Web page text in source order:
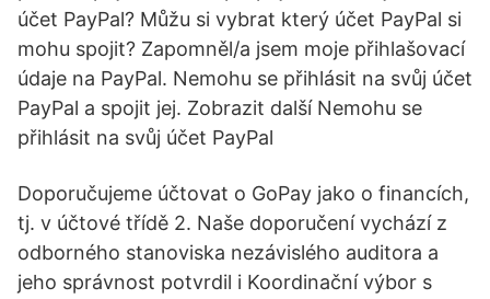
účet PayPal? Můžu si vybrat který účet PayPal si
mohu spojit? Zapomněl/a jsem moje přihlašovací
údaje na PayPal. Nemohu se přihlásit na svůj účet
PayPal a spojit jej. Zobrazit další Nemohu se
přihlásit na svůj účet PayPal
Doporučujeme účtovat o GoPay jako o financích,
tj. v účtové třídě 2. Naše doporučení vychází z
odborného stanoviska nezávislého auditora a
jeho správnost potvrdil i Koordinační výbor s